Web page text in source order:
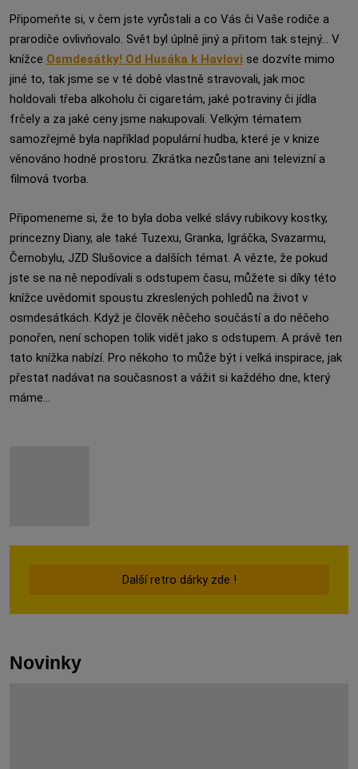
Připomeňte si, v čem jste vyrůstali a co Vás či Vaše rodiče a
prarodiče ovlivňovalo. Svět byl úplně jiný a přitom tak stejný... V
knížce Osmdesátky! Od Husáka k Havlovi se dozvíte mimo
jiné to, tak jsme se v té době vlastně stravovali, jak moc
holdovali třeba alkoholu či cigaretám, jaké potraviny či jídla
frčely a za jaké ceny jsme nakupovali. Velkým tématem
samozřejmě byla například populární hudba, které je v knize
věnováno hodně prostoru. Zkrátka nezůstane ani televizní a
filmová tvorba.
Připomeneme si, že to byla doba velké slávy rubikovy kostky,
princezny Diany, ale také Tuzexu, Granka, Igráčka, Svazarmu,
Černobylu, JZD Slušovice a dalších témat. A vězte, že pokud
jste se na ně nepodívali s odstupem času, můžete si díky této
knížce uvědomit spoustu zkreslených pohledů na život v
osmdesátkách. Když je člověk něčeho součástí a do něčeho
ponořen, není schopen tolik vidět jako s odstupem. A právě ten
tato knížka nabízí. Pro někoho to může být i velká inspirace, jak
přestat nadávat na současnost a vážit si každého dne, který
máme...
Další retro dárky zde !
Novinky